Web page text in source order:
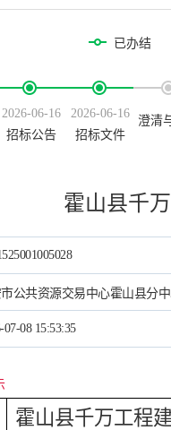
已办结
2026-06-16
招标公告
2026-06-16
招标文件
澄清
霍山县千
公共资源交易中心霍山县分
07-08 15:53:35
霍山县千万工程